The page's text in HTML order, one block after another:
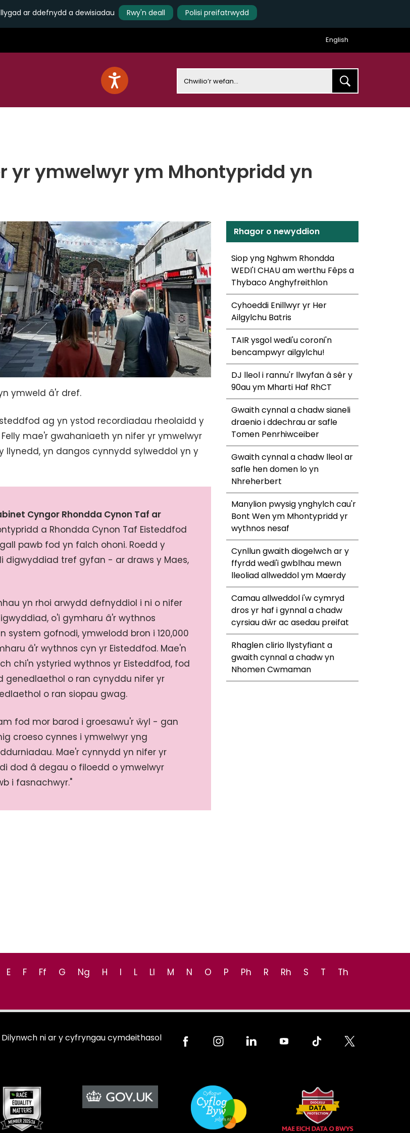
ar ddefnydd a dewisiadau Rwy'n deall
Polisi preifatrwydd
English
yr ymwelwyr ym Mhontypridd yn
ymweld â'r dref.
ag yn ystod recordiadau rheolaidd y
mae'r gwahaniaeth yn nifer yr ymwelwyr
llynedd, yn dangos cynnydd sylweddol yn y
Cyngor Rhondda Cynon Taf ar
a Rhondda Cynon Taf Eisteddfod
pawb fod yn falch ohoni. Roedd y
digwyddiad tref gyfan - ar draws y Maes,
yn rhoi arwydd defnyddiol i ni o nifer
o'i gymharu â'r wythnos
system gofnodi, ymwelodd bron i 120,000
â'r wythnos cyn yr Eisteddfod. Mae'n
chi'n ystyried wythnos yr Eisteddfod, fod
genedlaethol o ran cynyddu nifer yr
o ran siopau gwag.
fod mor barod i groesawu'r ŵyl - gan
croeso cynnes i ymwelwyr yng
Mae'r cynnydd yn nifer yr
dod â degau o filoedd o ymwelwyr
i fasnachwyr."
Rhagor o newyddion
Siop yng Nghwm Rhondda
WEDI'I CHAU am werthu Fêps a
Thybaco Anghyfreithlon
Cyhoeddi Enillwyr yr Her
Ailgylchu Batris
TAIR ysgol wedi'u coroni'n
bencampwyr ailgylchu!
DJ lleol i rannu'r llwyfan â sêr y
90au ym Mharti Haf RhCT
Gwaith cynnal a chadw sianeli
draenio i ddechrau ar safle
Tomen Penrhiwceiber
Gwaith cynnal a chadw lleol ar
safle hen domen lo yn
Nhreherbert
Manylion pwysig ynghylch cau'r
Bont Wen ym Mhontypridd yr
wythnos nesaf
Cynllun gwaith diogelwch ar y
ffyrdd wedi'i gwblhau mewn
lleoliad allweddol ym Maerdy
Camau allweddol i'w cymryd
dros yr haf i gynnal a chadw
cyrsiau dŵr ac asedau preifat
Rhaglen clirio llystyfiant a
gwaith cynnal a chadw yn
Nhomen Cwmaman
E F Ff G Ng H I L Ll M N O P Ph R Rh S T
Th
Dilynwch ni ar y cyfryngau cymdeithasol